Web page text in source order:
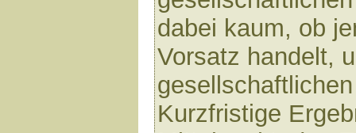
dabei kaum, ob
Vorsatz handelt,
Kurzfristige